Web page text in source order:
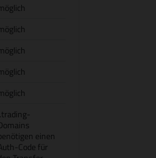
.trading-
einen
Code für